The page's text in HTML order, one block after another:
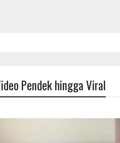
Pendek hingga Viral